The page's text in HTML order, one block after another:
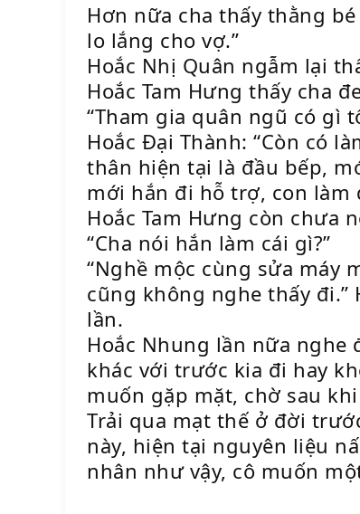
Hơn nữa cha thấy thằng
lo lắng cho vợ.”
Hoắc Nhị Quân ngẫm lại
Hoắc Tam Hưng thấy cha
“Tham gia quân ngũ có gì
Hoắc Đại Thành: “Còn có
thân hiện tại là đầu bếp,
mới hắn đi hỗ trợ, con làm
Hoắc Tam Hưng còn chưa
“Cha nói hắn làm cái gì?”
“Nghề mộc cùng sửa máy
cũng không nghe thấy
lần.
Hoắc Nhung lần nữa
khác với trước kia đi hay
muốn gặp mặt, chờ sau
Trải qua mạt thế ở đời
này, hiện tại nguyên liệu
nhân như vậy, cô muốn